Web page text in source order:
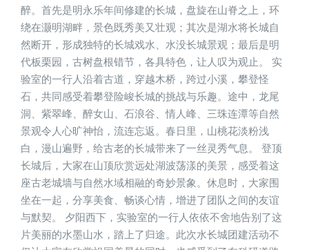
醉。首先是明永乐年间修建的长城，盘旋在山脊之上，环
绕在灏明湖畔，景色既秀美又壮观；其次是湖水将长城自
然断开，形成独特的长城戏水、水没长城景观；最后是明
代板栗园，古树盘根错节，各具特色，让人叹为观止。 实
验室的一行人沿着古道，穿越木桥，跨过小溪，攀登怪
石，共同感受着攀登险峻长城的挑战与乐趣。途中，龙尾
洞、紫翠峰、醉女山、石浪谷、情人峰、三珠连潭等自然
景观令人心旷神怡，流连忘返。春日里，山桃花淡粉浅
白，漫山遍野，给古老的长城带来了一丝灵秀气息。 登顶
长城后，大家在山顶欣赏远处湖波荡漾的美景，感受着这
座古老城墙与自然水域相融的奇妙景象。休息时，大家围
坐在一起，分享美食、畅谈心情，增进了团队之间的友谊
与默契。 夕阳西下，实验室的一行人依依不舍地告别了这
片美丽的水墨山水，踏上了归途。此次水长城团建活动不